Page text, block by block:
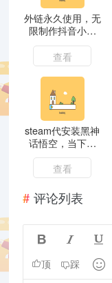
外链永久使用，无
限制作抖音小圆
码、跳转卡片玩法
1月最新版+保姆级
制作教程
查看
steam代安装黑神
话悟空，当下热
点，自带流量，方
法得当轻松日入
1000+
查看
评论列表
  
顶 踩 